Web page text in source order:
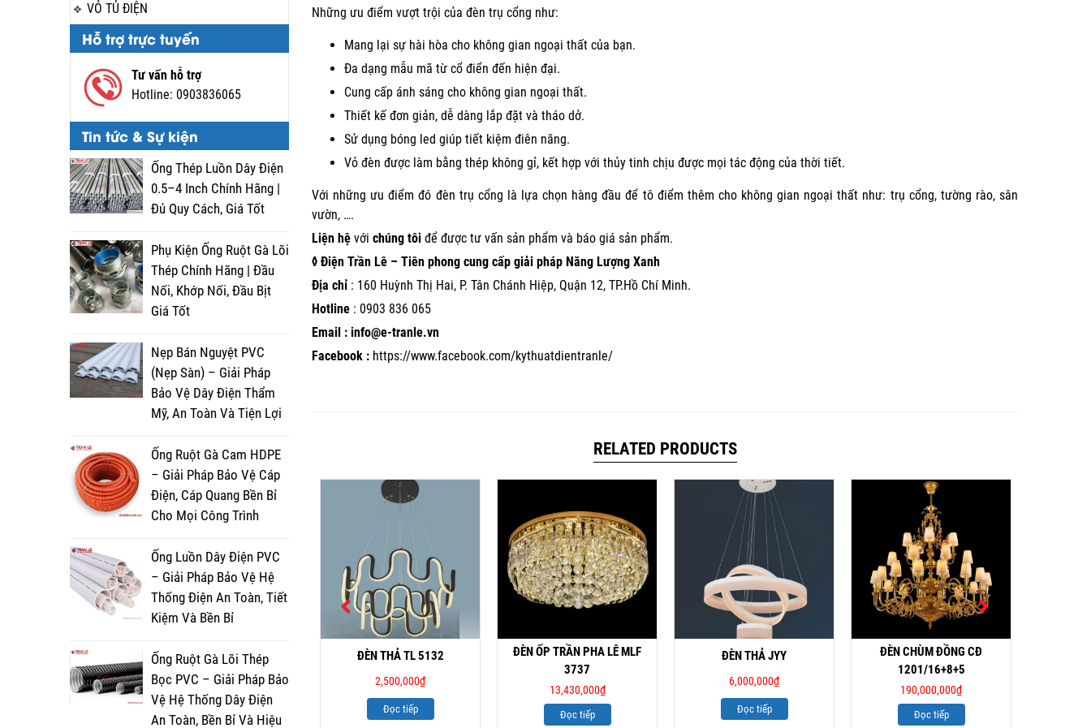
VỎ TỦ ĐIỆN
Hỗ trợ trực tuyến
Tư vấn hỗ trợ
Hotline: 0903836065
Tin tức & Sự kiện
Ống Thép Luồn Dây Điện
0.5–4 Inch Chính Hãng |
Đủ Quy Cách, Giá Tốt
Phụ Kiện Ống Ruột Gà Lõi
Thép Chính Hãng | Đầu
Nối, Khớp Nối, Đầu Bịt
Giá Tốt
Nẹp Bán Nguyệt PVC
(Nẹp Sàn) – Giải Pháp
Bảo Vệ Dây Điện Thẩm
Mỹ, An Toàn Và Tiện Lợi
Ống Ruột Gà Cam HDPE
– Giải Pháp Bảo Vệ Cáp
Điện, Cáp Quang Bền Bỉ
Cho Mọi Công Trình
Ống Luồn Dây Điện PVC
– Giải Pháp Bảo Vệ Hệ
Thống Điện An Toàn, Tiết
Kiệm Và Bền Bỉ
Ống Ruột Gà Lõi Thép
Bọc PVC – Giải Pháp Bảo
Vệ Hệ Thống Dây Điện
An Toàn, Bền Bỉ Và Hiệu
Những ưu điểm vượt trội của đèn trụ cổng như:
Mang lại sự hài hòa cho không gian ngoại thất của bạn.
Đa dạng mẫu mã từ cổ điển đến hiện đại.
Cung cấp ánh sáng cho không gian ngoại thất.
Thiết kế đơn giản, dễ dàng lắp đặt và tháo dở.
Sử dụng bóng led giúp tiết kiệm điên năng.
Vỏ đèn được làm bằng thép không gỉ, kết hợp với thủy tinh chịu được mọi tác động của thời tiết.
Với những ưu điểm đó đèn trụ cổng là lựa chọn hàng đầu để tô điểm thêm cho không gian ngoại thất như: trụ cổng, tường rào, sân
vườn, ….
Liện hệ với chúng tôi để được tư vấn sản phẩm và báo giá sản phẩm.
◊ Điện Trần Lê – Tiên phong cung cấp giải pháp Năng Lượng Xanh
Địa chỉ : 160 Huỳnh Thị Hai, P. Tân Chánh Hiệp, Quận 12, TP.Hồ Chí Minh.
Hotline : 0903 836 065
Email : info@e-tranle.vn
Facebook : https://www.facebook.com/kythuatdientranle/
RELATED PRODUCTS
THẢ TL 5097/3
₫
ĐÈN CHÙM NẾN CN 6008/8
3,715,000₫
Đọc tiếp
ĐÈN THẢ TL 5132
2,500,000₫
Đọc tiếp
ĐÈN ỐP TRẦN PHA LÊ MLF
3737
13,430,000₫
Đọc tiếp
ĐÈN THẢ JYY
6,000,000₫
Đọc tiếp
ĐÈN CHÙM ĐỒNG CĐ
1201/16+8+5
190,000,000₫
Đọc tiếp